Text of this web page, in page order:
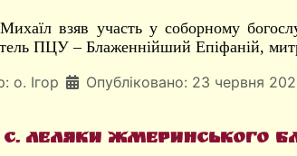
взяв участь у соборному
ПЦУ – Блаженнійший Епіфаній,
о. Ігор Опубліковано: 23 червня
с. Леляки Жмеринського